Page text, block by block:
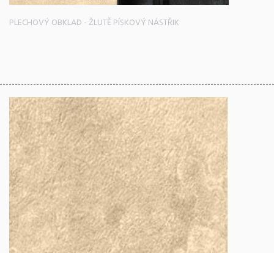
PLECHOVÝ OBKLAD - ŽLUTĚ PÍSKOVÝ NÁSTŘIK